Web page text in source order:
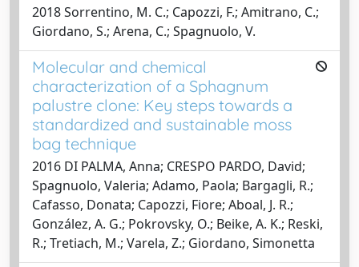
2018 Sorrentino, M. C.; Capozzi, F.; Amitrano, C.;
Giordano, S.; Arena, C.; Spagnuolo, V.
Molecular and chemical
characterization of a Sphagnum
palustre clone: Key steps towards a
standardized and sustainable moss
bag technique
2016 DI PALMA, Anna; CRESPO PARDO, David;
Spagnuolo, Valeria; Adamo, Paola; Bargagli, R.;
Cafasso, Donata; Capozzi, Fiore; Aboal, J. R.;
González, A. G.; Pokrovsky, O.; Beike, A. K.; Reski,
R.; Tretiach, M.; Varela, Z.; Giordano, Simonetta